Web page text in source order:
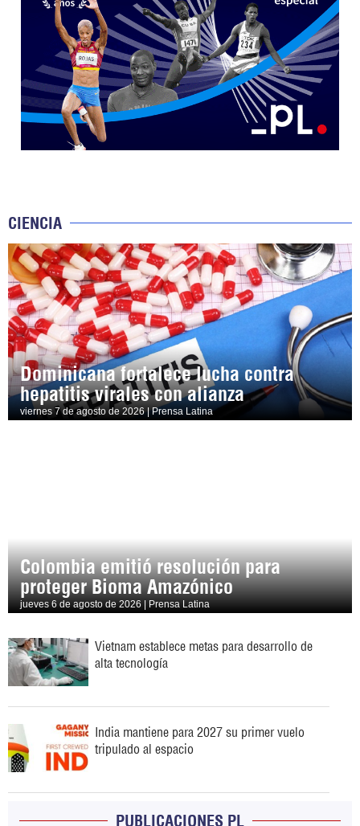
CIENCIA
Dominicana fortalece lucha contra
hepatitis virales con alianza
viernes 7 de agosto de 2026 | Prensa Latina
Colombia emitió resolución para
proteger Bioma Amazónico
jueves 6 de agosto de 2026 | Prensa Latina
Vietnam establece metas para desarrollo de
alta tecnología
India mantiene para 2027 su primer vuelo
tripulado al espacio
PUBLICACIONES PL